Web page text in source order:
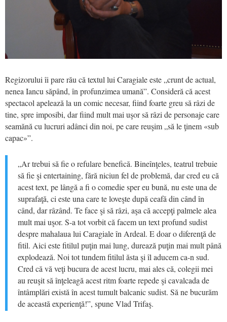
Regizorului îi pare rău că textul lui Caragiale este „crunt de actual,
nenea Iancu săpând, în profunzimea umană”. Consideră că acest
spectacol apelează la un comic necesar, fiind foarte greu să râzi de
tine, spre imposibi, dar fiind mult mai uşor să râzi de personaje care
seamănă cu lucruri adânci din noi, pe care reuşim „să le ţinem «sub
capac»”.
„Ar trebui să fie o refulare benefică. Bineînţeles, teatrul trebuie
să fie şi entertaining, fără niciun fel de problemă, dar cred eu că
acest text, pe lângă a fi o comedie sper eu bună, nu este una de
suprafaţă, ci este una care te loveşte după ceafă din când în
când, dar râzând. Te face şi să râzi, aşa că accepţi palmele alea
mult mai uşor. S-a tot vorbit că facem un text profund sudist
despre mahalaua lui Caragiale în Ardeal. E doar o diferenţă de
fitil. Aici este fitilul puţin mai lung, durează puţin mai mult până
explodează. Noi tot tundem fitilul ăsta şi îl aducem ca-n sud.
Cred că vă veţi bucura de acest lucru, mai ales că, colegii mei
au reuşit să înţeleagă acest ritm foarte repede şi cavalcada de
întâmplări există în acest tumult balcanic sudist. Să ne bucurăm
de această experienţă!”, spune Vlad Trifaş.